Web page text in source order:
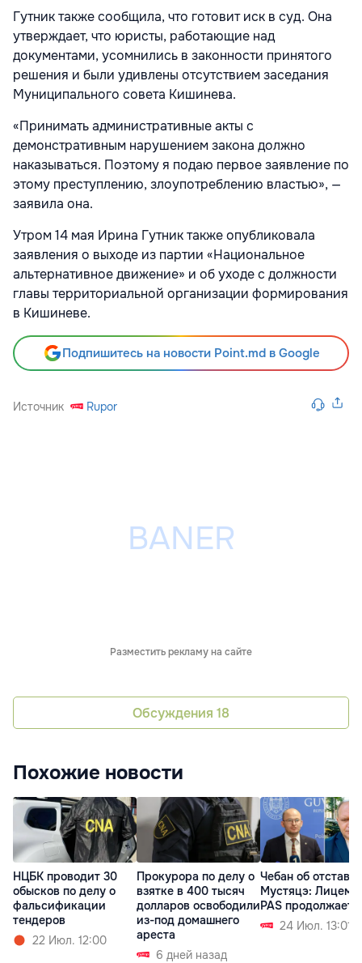
Гутник также сообщила, что готовит иск в суд. Она
утверждает, что юристы, работающие над
документами, усомнились в законности принятого
решения и были удивлены отсутствием заседания
Муниципального совета Кишинева.
«Принимать административные акты с
демонстративным нарушением закона должно
наказываться. Поэтому я подаю первое заявление по
этому преступлению, злоупотреблению властью», —
заявила она.
Утром 14 мая Ирина Гутник также опубликовала
заявления о выходе из партии «Национальное
альтернативное движение» и об уходе с должности
главы территориальной организации формирования
в Кишиневе.
Подпишитесь на новости Point.md в Google
Источник Rupor
Разместить рекламу на сайте
Обсуждения 18
Похожие новости
НЦБК проводит 30
обысков по делу о
фальсификации
тендеров
22 Июл. 12:00
Прокурора по делу о
взятке в 400 тысяч
долларов освободили
из-под домашнего
ареста
6 дней назад
Чебан об отставке
Мустяцэ:
PAS
24 Июл. 13:01